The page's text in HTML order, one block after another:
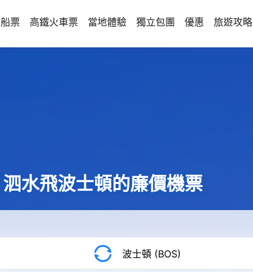
船票 高鐵火車票 當地體驗 獨立包團 優惠 旅遊攻略
泗水飛波士頓的廉價機票